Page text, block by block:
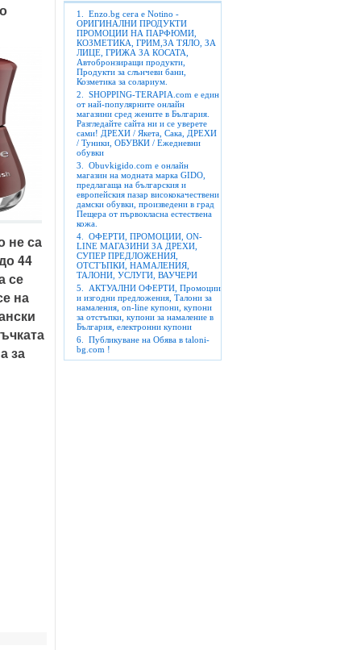
не са
44
се
на
за
1.
Enzo.bg сега е Notino -
ОРИГИНАЛНИ ПРОДУКТИ
ПРОМОЦИИ НА ПАРФЮМИ,
КОЗМЕТИКА, ГРИМ,ЗА ТЯЛО, ЗА
ЛИЦЕ, ГРИЖА ЗА КОСАТА,
Автобронзиращи продукти,
Продукти за слънчеви бани,
Козметика за солариум.
2.
SHOPPING-TERAPIA.com е един
от най-популярните онлайн
магазини сред жените в България.
Разгледайте сайта ни и се уверете
сами! ДРЕХИ / Якета, Сака, ДРЕХИ
/ Туники, ОБУВКИ / Ежедневни
обувки
3.
Obuvkigido.com е онлайн
магазин на модната марка GIDO,
предлагаща на българския и
европейския пазар висококачествени
дамски обувки, произведени в град
Пещера от първокласна естествена
кожа.
4.
ОФЕРТИ, ПРОМОЦИИ, ON-
LINE МАГАЗИНИ ЗА ДРЕХИ,
СУПЕР ПРЕДЛОЖЕНИЯ,
ОТСТЪПКИ, НАМАЛЕНИЯ,
ТАЛОНИ, УСЛУГИ, ВАУЧЕРИ
5.
АКТУАЛНИ ОФЕРТИ, Промоции
и изгодни предложения, Талони за
намаления, on-line купони, купони
за отстъпки, купони за намаление в
България, електронни купони
6.
Публикуване на Обява в taloni-
bg.com !